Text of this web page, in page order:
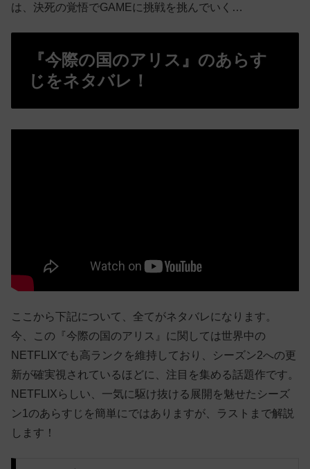
は、決死の覚悟でGAMEに挑戦を挑んでいく…
『今際の国のアリス』のあらす
じをネタバレ！
ここから下記について、全てがネタバレになります。
今、この『今際の国のアリス』に関しては世界中の
NETFLIXでも高ランクを維持しており、シーズン2への更
新が確実視されているほどに、注目を集める話題作です。
NETFLIXらしい、一気に駆け抜ける展開を魅せたシーズ
ン1のあらすじを簡単にではありますが、ラストまで解説
します！